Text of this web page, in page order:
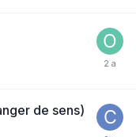
de sens)